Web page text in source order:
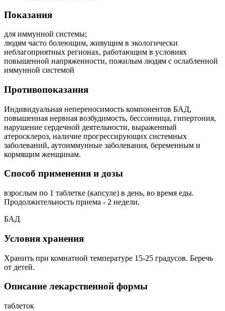
Показания
для иммунной системы;
людям часто болеющим, живущим в экологически
неблагоприятных регионах, работающим в условиях
повышенной напряженности, пожилым людям с ослабленной
иммунной системой
Противопоказания
Индивидуальная непереносимость компонентов БАД,
повышенная нервная возбудимость, бессонница, гипертония,
нарушение сердечной деятельности, выраженный
атеросклероз, наличие прогрессирующих системных
заболеваний, аутоиммунные заболевания, беременным и
кормящим женщинам.
Способ применения и дозы
взрослым по 1 таблетке (капсуле) в день, во время еды.
Продолжительность приема - 2 недели.
БАД
Условия хранения
Хранить при комнатной температуре 15-25 градусов. Беречь
от детей.
Описание лекарственной формы
таблеток